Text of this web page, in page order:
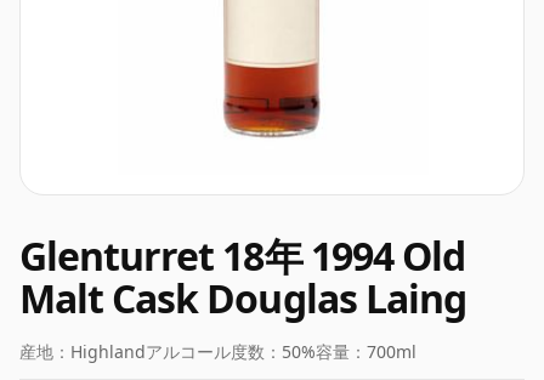
Glenturret 18年 1994 Old
Malt Cask Douglas Laing
産地： Highlandアルコール度数： 50%容量： 700ml